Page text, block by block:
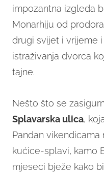
impozantna izgleda
Monarhiju od
drugi svijet i vrijeme
istraživanja dvorca
tajne.
Nešto što se
Splavarska ulica,
Pandan
kućice-splavi, kamo
mjeseci bježe kako